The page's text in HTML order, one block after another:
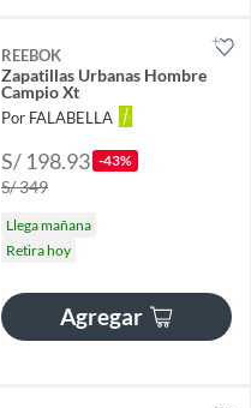
REEBOK
Zapatillas Urbanas Hombre
Campio Xt
Por FALABELLA
S/ 198.93 -43%
S/ 349
Llega mañana
Retira hoy
Agregar